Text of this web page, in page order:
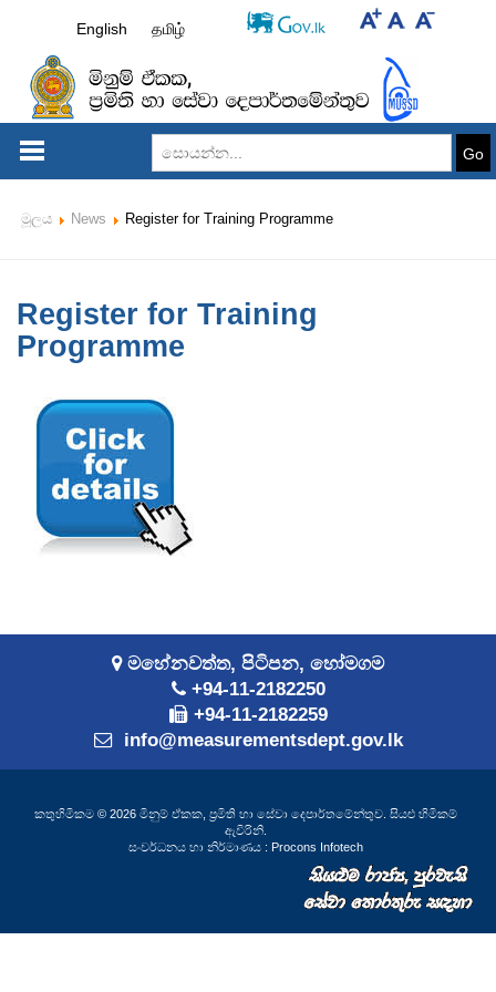
English தமிழ்
Go
මූලය News Register for Training Programme
Register for Training
Programme
මහේනවත්ත, පිටිපන, හෝමගම
+94-11-2182250
+94-11-2182259
info@measurementsdept.gov.lk
කතුහිමිකම © 2026 මිනුම් ඒකක, ප්‍රමිති හා සේවා දෙපාර්තමේන්තුව. සියළු හිමිකම්
ඇවිරිනි.
සංවර්ධනය හා නිර්මාණය : Procons Infotech